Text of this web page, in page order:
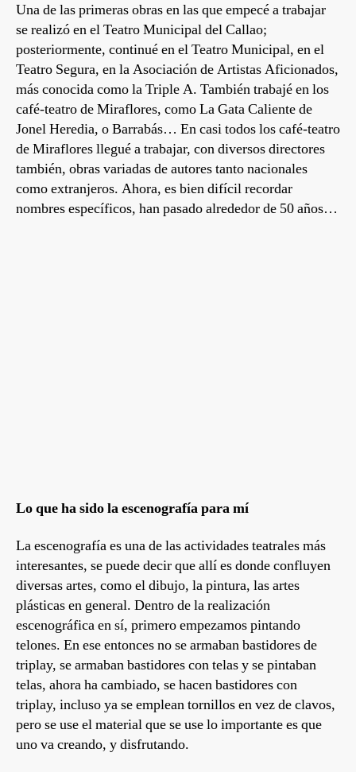
Una de las primeras obras en las que empecé a trabajar
se realizó en el Teatro Municipal del Callao;
posteriormente, continué en el Teatro Municipal, en el
Teatro Segura, en la Asociación de Artistas Aficionados,
más conocida como la Triple A. También trabajé en los
café-teatro de Miraflores, como La Gata Caliente de
Jonel Heredia, o Barrabás… En casi todos los café-teatro
de Miraflores llegué a trabajar, con diversos directores
también, obras variadas de autores tanto nacionales
como extranjeros. Ahora, es bien difícil recordar
nombres específicos, han pasado alrededor de 50 años…
Lo que ha sido la escenografía para mí
La escenografía es una de las actividades teatrales más
interesantes, se puede decir que allí es donde confluyen
diversas artes, como el dibujo, la pintura, las artes
plásticas en general. Dentro de la realización
escenográfica en sí, primero empezamos pintando
telones. En ese entonces no se armaban bastidores de
triplay, se armaban bastidores con telas y se pintaban
telas, ahora ha cambiado, se hacen bastidores con
triplay, incluso ya se emplean tornillos en vez de clavos,
pero se use el material que se use lo importante es que
uno va creando, y disfrutando.